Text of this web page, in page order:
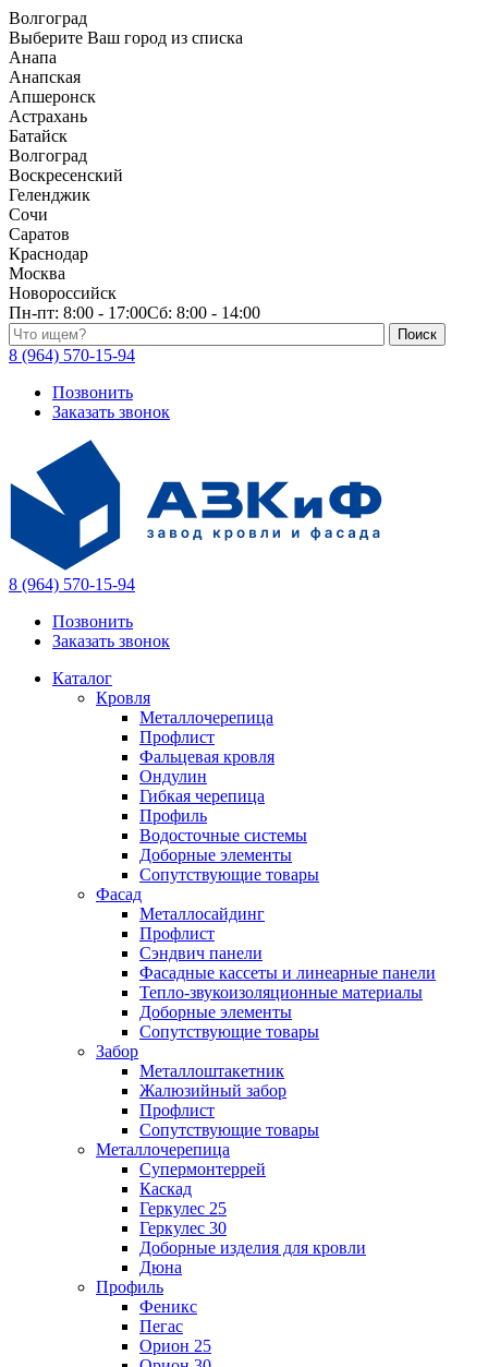
Волгоград
Выберите Ваш город из списка
Анапа
Анапская
Апшеронск
Астрахань
Батайск
Волгоград
Воскресенский
Геленджик
Сочи
Саратов
Краснодар
Москва
Новороссийск
Пн-пт: 8:00 - 17:00Сб: 8:00 - 14:00
Поиск по каталогу
8 (964) 570-15-94
Позвонить
Заказать звонок
8 (964) 570-15-94
Позвонить
Заказать звонок
Каталог
Кровля
Металлочерепица
Профлист
Фальцевая кровля
Ондулин
Гибкая черепица
Профиль
Водосточные системы
Доборные элементы
Сопутствующие товары
Фасад
Металлосайдинг
Профлист
Сэндвич панели
Фасадные кассеты и линеарные панели
Тепло-звукоизоляционные материалы
Доборные элементы
Сопутствующие товары
Забор
Металлоштакетник
Жалюзийный забор
Профлист
Сопутствующие товары
Металлочерепица
Супермонтеррей
Каскад
Геркулес 25
Геркулес 30
Доборные изделия для кровли
Дюна
Профиль
Феникс
Пегас
Орион 25